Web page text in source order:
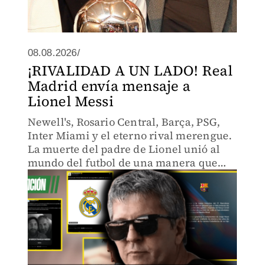
08.08.2026/
¡RIVALIDAD A UN LADO! Real
Madrid envía mensaje a
Lionel Messi
Newell's, Rosario Central, Barça, PSG,
Inter Miami y el eterno rival merengue.
La muerte del padre de Lionel unió al
mundo del futbol de una manera que
pocas veces se ha visto en la historia.